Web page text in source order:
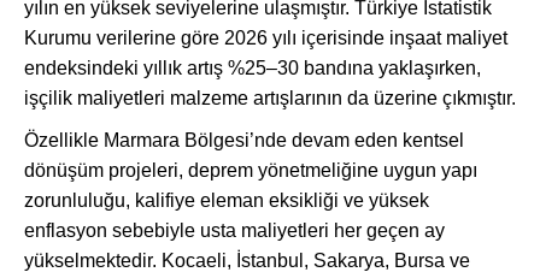
yılın en yüksek seviyelerine ulaşmıştır. Türkiye İstatistik
Kurumu verilerine göre 2026 yılı içerisinde inşaat maliyet
endeksindeki yıllık artış %25–30 bandına yaklaşırken,
işçilik maliyetleri malzeme artışlarının da üzerine çıkmıştır.
Özellikle Marmara Bölgesi’nde devam eden kentsel
dönüşüm projeleri, deprem yönetmeliğine uygun yapı
zorunluluğu, kalifiye eleman eksikliği ve yüksek
enflasyon sebebiyle usta maliyetleri her geçen ay
yükselmektedir. Kocaeli, İstanbul, Sakarya, Bursa ve